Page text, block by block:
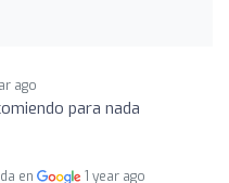
ago
para nada
en 1 year ago